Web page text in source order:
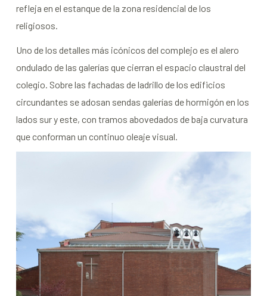
refleja en el estanque de la zona residencial de los
religiosos.
Uno de los detalles más icónicos del complejo es el alero
ondulado de las galerías que cierran el espacio claustral del
colegio. Sobre las fachadas de ladrillo de los edificios
circundantes se adosan sendas galerías de hormigón en los
lados sur y este, con tramos abovedados de baja curvatura
que conforman un continuo oleaje visual.